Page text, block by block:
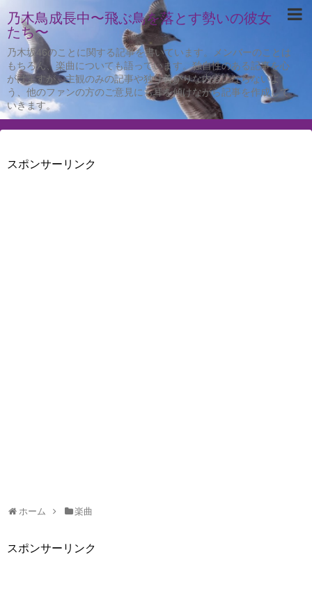
乃木鳥成長中〜飛ぶ鳥を落とす勢いの彼女
たち〜
乃木坂46のことに関する記事を書いています。メンバーのことは
もちろん、楽曲についても語っています。独自性のある記事を心
がけますが、主観のみの記事や独り善がりな内容にならないよ
う、他のファンの方のご意見にも耳を傾けながら記事を作成して
いきます。
スポンサーリンク
ホーム 楽曲
スポンサーリンク